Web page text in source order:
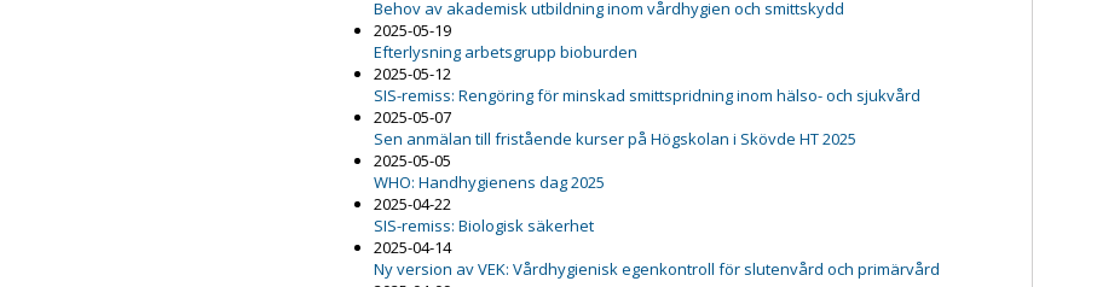
Behov av akademisk utbildning inom vårdhygien och smittskydd
2025-05-19
Efterlysning arbetsgrupp bioburden
2025-05-12
SIS-remiss: Rengöring för minskad smittspridning inom hälso- och sjukvård
2025-05-07
Sen anmälan till fristående kurser på Högskolan i Skövde HT 2025
2025-05-05
WHO: Handhygienens dag 2025
2025-04-22
SIS-remiss: Biologisk säkerhet
2025-04-14
Ny version av VEK: Vårdhygienisk egenkontroll för slutenvård och primärvård